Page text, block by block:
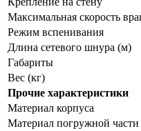
Максимальная скорость
Режим вспенивания
Длина сетевого шнура (м)
Габариты
Вес (кг)
Прочие характеристики
Материал корпуса
Материал погружной части